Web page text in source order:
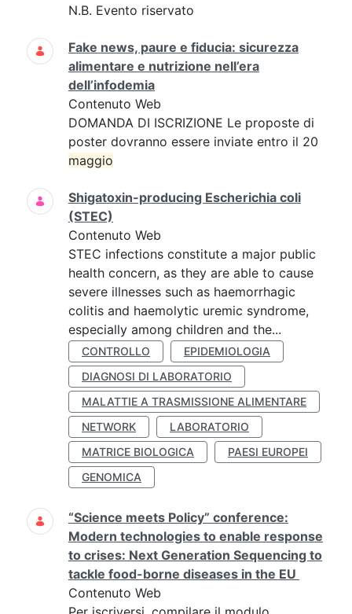
N.B. Evento riservato
Fake news, paure e fiducia: sicurezza
alimentare e nutrizione nell’era
dell’infodemia
Contenuto Web
DOMANDA DI ISCRIZIONE Le proposte di
poster dovranno essere inviate entro il 20
maggio
Shigatoxin-producing Escherichia coli
(STEC)
Contenuto Web
STEC infections constitute a major public
health concern, as they are able to cause
severe illnesses such as haemorrhagic
colitis and haemolytic uremic syndrome,
especially among children and the...
CONTROLLO
EPIDEMIOLOGIA
DIAGNOSI DI LABORATORIO
MALATTIE A TRASMISSIONE ALIMENTARE
NETWORK
LABORATORIO
MATRICE BIOLOGICA
PAESI EUROPEI
GENOMICA
“Science meets Policy” conference:
Modern technologies to enable response
to crises: Next Generation Sequencing to
tackle food-borne diseases in the EU
Contenuto Web